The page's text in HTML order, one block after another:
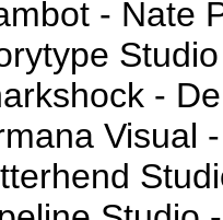
- Nate
Studio
-
Visual